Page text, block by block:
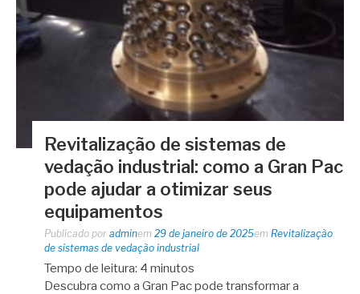
Revitalização de sistemas de
vedação industrial: como a Gran Pac
pode ajudar a otimizar seus
equipamentos
Publicado por adminem 29 de janeiro de 2025em Revitalização
de sistemas de vedação industrial
Tempo de leitura: 4 minutos
Descubra como a Gran Pac pode transformar a